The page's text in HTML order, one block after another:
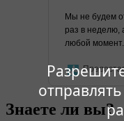
Мы не будем
раз в неделю,
любой момент.
Знаете ли вы?